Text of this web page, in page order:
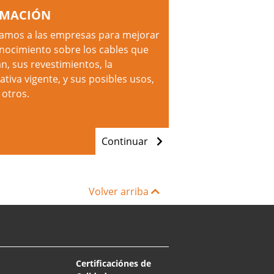
a las empresas para mejorar
sobre los cables que
sus revestimientos, la
vigente, y sus posibles usos,
Continuar
Volver arriba
Certificaciónes de